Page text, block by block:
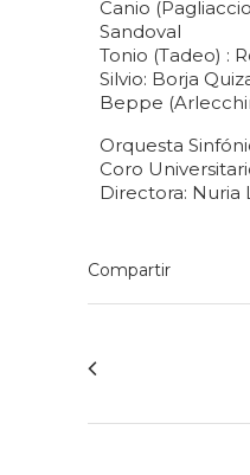
Canio
Sandoval
Tonio (Tadeo) :
Silvio: Borja
Beppe
Orquesta
Coro
Directora: Nuria